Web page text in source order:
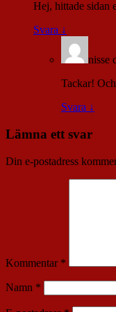
Hej, hittade sidan
Svara ↓
nisse
Tackar!
Svara ↓
Lämna ett svar
Din e-postadress
Kommentar *
Namn *